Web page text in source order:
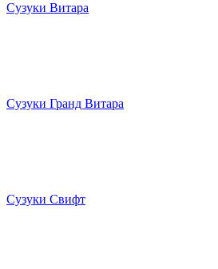
Сузуки Витара
Сузуки Гранд Витара
Сузуки Свифт